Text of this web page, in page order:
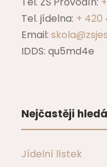
Tel. jídelna: + 420
Email:
IDDS: qu5md4e
Nejčastěji
Jídelní lístek